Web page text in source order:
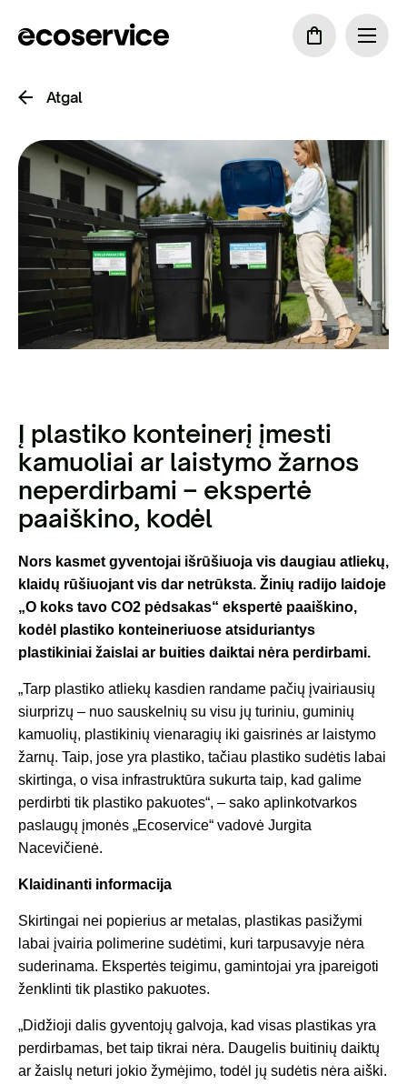
Atgal
Į plastiko konteinerį įmesti
kamuoliai ar laistymo žarnos
neperdirbami – ekspertė
paaiškino, kodėl
Nors kasmet gyventojai išrūšiuoja vis daugiau atliekų,
klaidų rūšiuojant vis dar netrūksta. Žinių radijo laidoje
„O koks tavo CO2 pėdsakas“ ekspertė paaiškino,
kodėl plastiko konteineriuose atsiduriantys
plastikiniai žaislai ar buities daiktai nėra perdirbami.
„Tarp plastiko atliekų kasdien randame pačių įvairiausių
siurprizų – nuo sauskelnių su visu jų turiniu, guminių
kamuolių, plastikinių vienaragių iki gaisrinės ar laistymo
žarnų. Taip, jose yra plastiko, tačiau plastiko sudėtis labai
skirtinga, o visa infrastruktūra sukurta taip, kad galime
perdirbti tik plastiko pakuotes“, – sako aplinkotvarkos
paslaugų įmonės „Ecoservice“ vadovė Jurgita
Nacevičienė.
Klaidinanti informacija
Skirtingai nei popierius ar metalas, plastikas pasižymi
labai įvairia polimerine sudėtimi, kuri tarpusavyje nėra
suderinama. Ekspertės teigimu, gamintojai yra įpareigoti
ženklinti tik plastiko pakuotes.
„Didžioji dalis gyventojų galvoja, kad visas plastikas yra
perdirbamas, bet taip tikrai nėra. Daugelis buitinių daiktų
ar žaislų neturi jokio žymėjimo, todėl jų sudėtis nėra aiški.